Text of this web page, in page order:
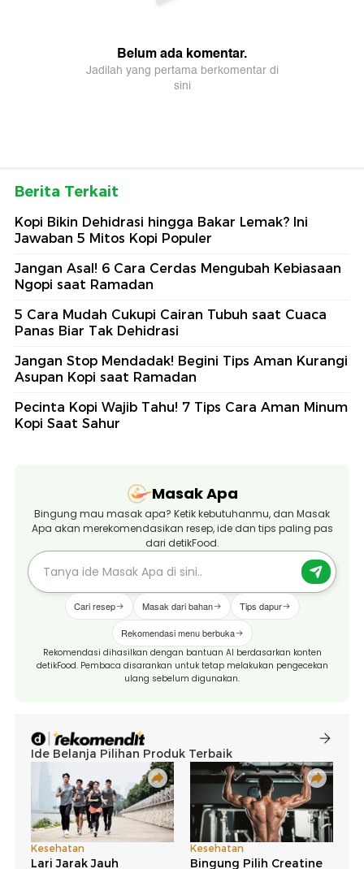
Berita Terkait
Kopi Bikin Dehidrasi hingga Bakar Lemak? Ini
Jawaban 5 Mitos Kopi Populer
Jangan Asal! 6 Cara Cerdas Mengubah Kebiasaan
Ngopi saat Ramadan
5 Cara Mudah Cukupi Cairan Tubuh saat Cuaca
Panas Biar Tak Dehidrasi
Jangan Stop Mendadak! Begini Tips Aman Kurangi
Asupan Kopi saat Ramadan
Pecinta Kopi Wajib Tahu! 7 Tips Cara Aman Minum
Kopi Saat Sahur
Masak Apa
Bingung mau masak apa? Ketik kebutuhanmu, dan Masak
Apa akan merekomendasikan resep, ide dan tips paling pas
dari detikFood.
Cari resep Masak dari bahan Tips dapur
Rekomendasi menu berbuka
Rekomendasi dihasilkan dengan bantuan AI berdasarkan konten
detikFood. Pembaca disarankan untuk tetap melakukan pengecekan
ulang sebelum digunakan.